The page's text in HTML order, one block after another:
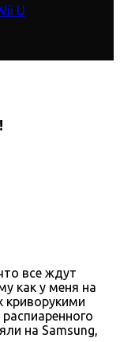
U
все ждут
как у меня на
криворукими
на Samsung,